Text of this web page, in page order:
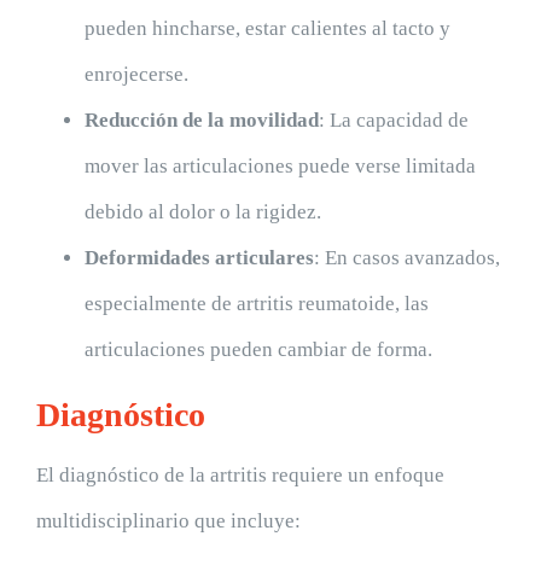
pueden hincharse, estar calientes al tacto y
enrojecerse.
Reducción de la movilidad: La capacidad de
mover las articulaciones puede verse limitada
debido al dolor o la rigidez.
Deformidades articulares: En casos avanzados,
especialmente de artritis reumatoide, las
articulaciones pueden cambiar de forma.
Diagnóstico
El diagnóstico de la artritis requiere un enfoque
multidisciplinario que incluye: